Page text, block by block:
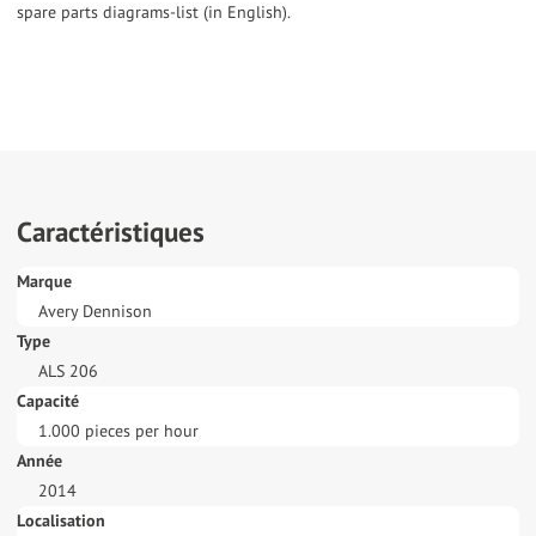
spare parts diagrams-list (in English).
Caractéristiques
Marque
Avery Dennison
Type
ALS 206
Capacité
1.000 pieces per hour
Année
2014
Localisation